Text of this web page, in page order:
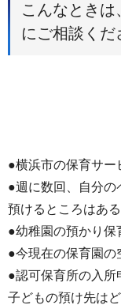
こんなときは
にご相談くだ
●横浜市の保育サー
●週に数回、自分の
預けるところはあ
●幼稚園の預かり保
●今現在の保育園の
●認可保育所の入所
子どもの預け先は